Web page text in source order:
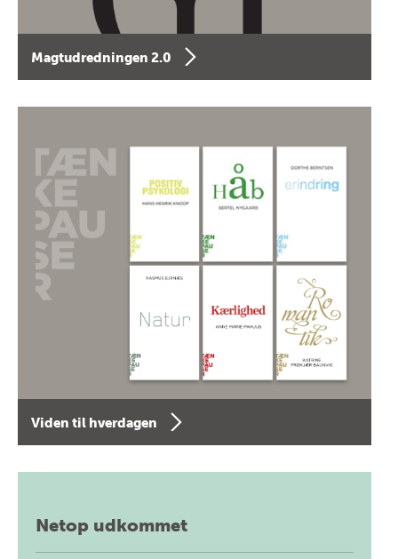
Magtudredningen 2.0
Viden til hverdagen
Netop udkommet